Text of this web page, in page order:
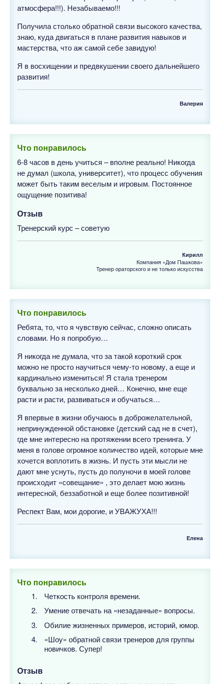
атмосфера!!!). Незабываемо!!!
Получила столько обратной связи высокого качества,
знаю, куда двигаться в плане развития навыков и
мастерства, что аж самой себе завидую!
Я в восхищении и предвкушении своего дальнейшего
развития!
Валерия
Что понравилось
6-8 часов в день учиться – вполне реально! Никогда
не думал (школа, университет), что процесс обучения
может быть таким веселым и игровым. Постоянное
ощущение позитива!
Отзыв
Тренерский курс – советую
Кирилл
Компания «Дом Пашкова»
Тренер ораторского и не только искусства
Что понравилось
Ребята, то, что я чувствую сейчас, сложно описать
словами. Но я попробую…
Я никогда не думала, что за такой короткий срок
можно не просто научиться чему-то новому, а еще и
кардинально измениться! Я стала тренером
буквально за несколько дней… Конечно, мне еще
расти и расти, развиваться и обучаться…
Я впервые в жизни обучаюсь в доброжелательной,
непринужденной обстановке (детский сад не в счет),
где мне интересно на протяжении всего тренинга. У
меня в голове огромное количество идей, которые мне
хочется воплотить в жизнь. И пусть эти мысли не
дают мне уснуть, пусть до полуночи в моей голове
происходит «совещание» , это делает мою жизнь
интересной, беззаботной и еще более позитивной!
Респект Вам, мои дорогие, и УВАЖУХА!!!
Елена
Что понравилось
Четкость контроля времени.
Умение отвечать на «незаданные» вопросы.
Обилие жизненных примеров, историй, юмор.
«Шоу» обратной связи тренеров для группы
новичков. Супер!
Отзыв